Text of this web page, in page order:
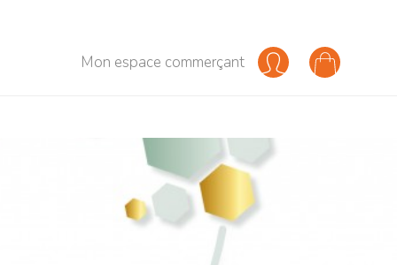
Mon espace commerçant